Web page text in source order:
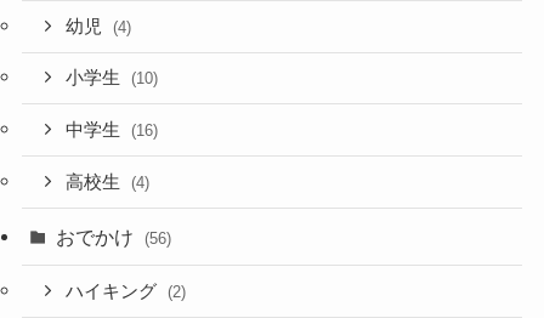
幼児 (4)
小学生 (10)
中学生 (16)
高校生 (4)
おでかけ (56)
ハイキング (2)